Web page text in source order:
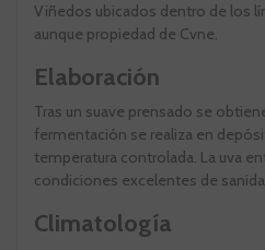
Viñedos ubicados dentro de los
aunque propiedad de Cvne.
Elaboración
Tras un suave prensado se
fermentación se realiza en
temperatura controlada. La uva
condiciones excelentes de
Climatología